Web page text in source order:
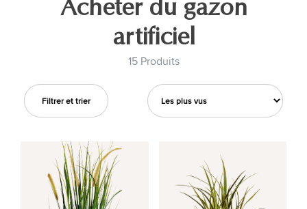
Acheter du gazon
artificiel
15 Produits
Filtrer et trier